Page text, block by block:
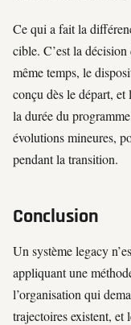
Ce qui a fait la
cible. C’est la
même temps, le
conçu dès le départ,
la durée du
évolutions mineures,
pendant la transition.
Conclusion
Un système legacy
appliquant une
l’organisation qui
trajectoires existent, et